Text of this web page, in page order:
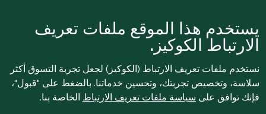
يستخدم هذا الموقع ملفات تعريف
الارتباط الكوكيز.
نستخدم ملفات تعريف الارتباط (الكوكيز) لجعل تجربة التسوق أكثر
سلاسة، وتخصيص تجربتك، وتحسين خدماتنا. بالضغط على "قبول"،
فإنك توافق على سياسة ملفات تعريف الارتباط الخاصة بنا.